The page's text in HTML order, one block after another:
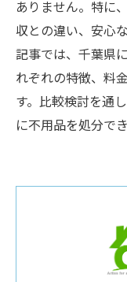
ありません。特に
収との違い、安心
記事では、千葉県
れぞれの特徴、料
す。比較検討を通
に不用品を処分で